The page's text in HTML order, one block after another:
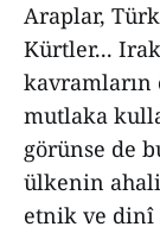
Araplar,
Kürtler...
kavramların
mutlaka
görünse de
ülkenin
etnik ve dinî